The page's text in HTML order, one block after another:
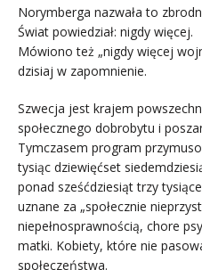
Norymberga nazwała to
Świat powiedział: nigdy więcej.
Mówiono też „nigdy więcej
dzisiaj w zapomnienie.
Szwecja jest krajem
społecznego dobrobytu i
Tymczasem program
tysiąc dziewięćset
ponad sześćdziesiąt trzy
uznane za „społecznie
niepełnosprawnością, chore
matki. Kobiety, które nie
społeczeństwa.